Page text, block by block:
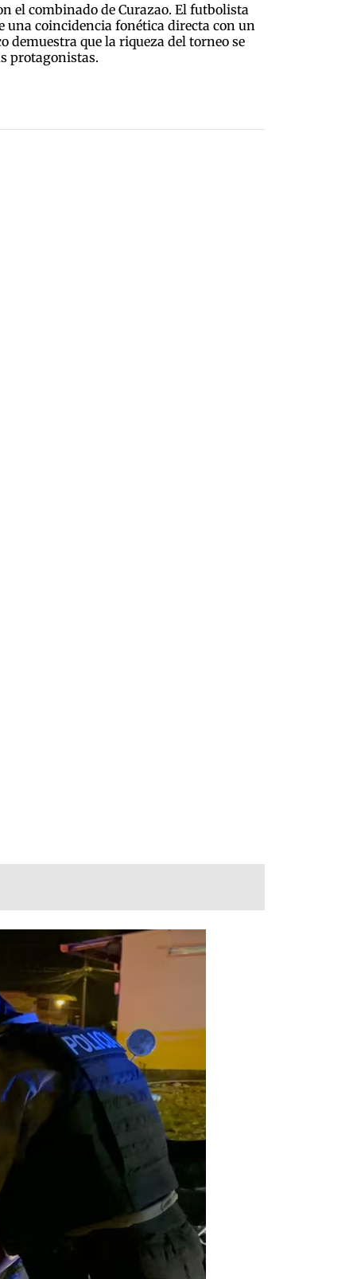
el combinado de Curazao. El futbolista
una coincidencia fonética directa con un
demuestra que la riqueza del torneo se
protagonistas.